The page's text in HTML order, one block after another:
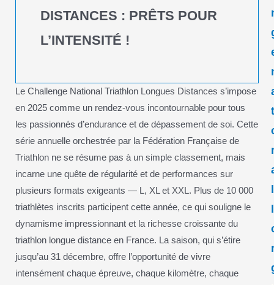
DISTANCES : PRÊTS POUR
L’INTENSITÉ !
Le Challenge National Triathlon Longues Distances s’impose
en 2025 comme un rendez-vous incontournable pour tous
les passionnés d’endurance et de dépassement de soi. Cette
série annuelle orchestrée par la Fédération Française de
Triathlon ne se résume pas à un simple classement, mais
incarne une quête de régularité et de performances sur
plusieurs formats exigeants — L, XL et XXL. Plus de 10 000
triathlètes inscrits participent cette année, ce qui souligne le
dynamisme impressionnant et la richesse croissante du
triathlon longue distance en France. La saison, qui s’étire
jusqu’au 31 décembre, offre l’opportunité de vivre
intensément chaque épreuve, chaque kilomètre, chaque
l
l